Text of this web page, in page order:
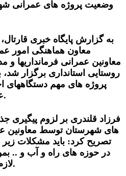
وضعیت پروژه های عمرانی
به گزارش پایگاه خبری
معاون هماهنگی امور
معاونین عمرانی فرمانداریها و
روستایی استانداری برگزار
پروژه های مهم دستگاههای
عمرانی استانداری تاکید شد.
فرزاد قلندری بر لزوم پیگیری
های شهرستان توسط معاونین
تصریح کرد: باید مشکلات
در حوزه های راه و آب و ..
لازم بر رفع مشکل انجام گیرد.